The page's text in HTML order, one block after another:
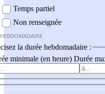
Temps partiel
Non renseignée
la durée hebdomadaire :
minimale (en heure) Durée